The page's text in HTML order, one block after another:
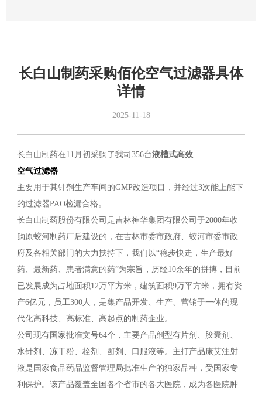
长白山制药采购佰伦空气过滤器具体
详情
2025-11-18
长白山制药在11月初采购了我司356台液槽式高效
空气过滤器
主要用于其针剂生产车间的GMP改造项目，并经过3次能上能下
的过滤器PAO检漏合格。
长白山制药股份有限公司是吉林神华集团有限公司于2000年收
购原蛟河制药厂后建设的，在吉林市委市政府、蛟河市委市政
府及各相关部门的大力扶持下，我们以“稳步快走，生产最好
药、最新药、患者满意的药”为宗旨，历经10余年的拼搏，目前
已发展成为占地面积12万平方米，建筑面积9万平方米，拥有资
产6亿元，员工300人，是集产品开发、生产、营销于一体的现
代化高科技、高标准、高起点的制药企业。
公司现有国家批准文号64个，主要产品剂型有片剂、胶囊剂、
水针剂、冻干粉、栓剂、酊剂、口服液等。主打产品康艾注射
液是国家食品药品监督管理局批准生产的独家品种，受国家专
利保护。该产品覆盖全国各个省市的各大医院，成为各医院肿